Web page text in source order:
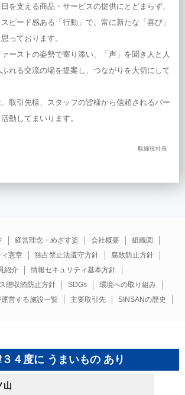
を支える商品・サービスの提供にとどまらず、
ピード感ある「行動」で、常に新たな「喜び」
っております。
ーストの姿勢で寄り添い、「声」を聞き人と人
れる交流の場を提案し、つながりを大切にして
取引先様、スタッフの皆様から信頼されるパー
動してまいります。
取締役社長
経営理念・めざす姿 会社概要
組織図
憲章
独占禁止法遵守方針
腐敗防止方針
紹介
情報セキュリティ基本方針
贈収賄防止方針
SDGs
環境への取り組み
運営する施設一覧 主要取引先 SINSANの歴史
４度に うまいもの あり
山